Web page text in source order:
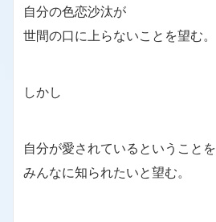
自分の色恋沙汰が
世間の口に上らないことを望む。
しかし
自分が愛されているということを
みんなに知られたいと望む。